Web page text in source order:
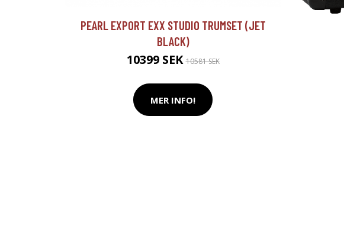
PEARL EXPORT EXX STUDIO TRUMSET (JET
BLACK)
10399 SEK10581 SEK
MER INFO!